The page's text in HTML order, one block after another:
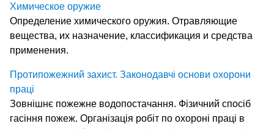
Химическое оружие
Определение химического оружия. Отравляющие
вещества, их назначение, классификация и средства
применения.
Протипожежний захист. Законодавчі основи охорони
праці
Зовнішнє пожежне водопостачання. Фізичний спосіб
гасіння пожеж. Організація робіт по охороні праці в